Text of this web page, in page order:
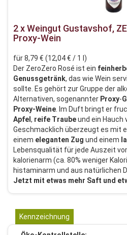
2 x Weingut Gustavshof,
Proxy-Wein
für 8,79 € (12,04 € / 1 l)
Der ZeroZero Rosé ist ein
Genussgetränk, das wie Wein
sollte. Es gehört zur Gruppe der
Alternativen, sogenannter Proxy-
Proxy-Weine . Im Duft bringt er
Apfel , reife Traubeund ein Hauch
Geschmacklich überzeugt es mit
einem eleganten Zug und einem
Lebensqualität für jede Auszeit
kalorienarm (ca. 80% weniger
histaminarm und aus natürlichen
Jetzt mit etwas mehr Saft und
Kennzeichnung